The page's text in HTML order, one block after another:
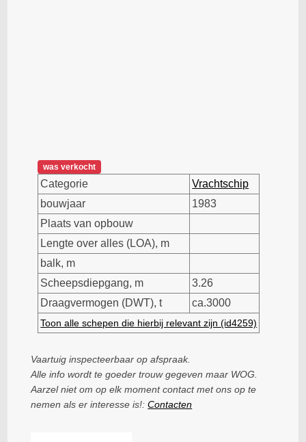
was verkocht
Categorie
Vrachtschip
bouwjaar
1983
Plaats van opbouw
Lengte over alles (LOA), m
balk, m
Scheepsdiepgang, m
3.26
Draagvermogen (DWT), t
ca.3000
Toon alle schepen die hierbij relevant zijn (id4259)
Vaartuig inspecteerbaar op afspraak.
Alle info wordt te goeder trouw gegeven maar WOG.
Aarzel niet om op elk moment contact met ons op te
nemen als er interesse is!:Contacten